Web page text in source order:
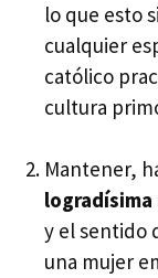
lo que esto
cualquier
católico
cultura
Mantener,
y el sentido
una mujer